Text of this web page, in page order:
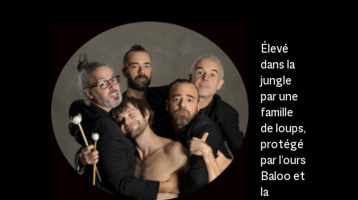
Élevé
dans la
jungle
par une
famille
de loups,
protégé
par l’ours
Baloo et
la